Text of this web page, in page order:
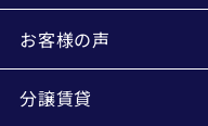
お客様の声
分譲賃貸